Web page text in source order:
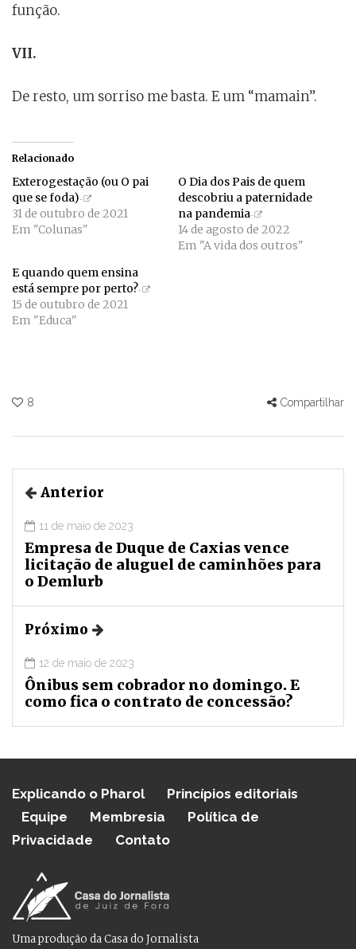
função.
VII.
De resto, um sorriso me basta. E um “mamain”.
Relacionado
Exterogestação (ou O pai
que se foda)
31 de outubro de 2021
Em "Colunas"
O Dia dos Pais de quem
descobriu a paternidade
na pandemia
14 de agosto de 2022
Em "A vida dos outros"
E quando quem ensina
está sempre por perto?
15 de outubro de 2021
Em "Educa"
8 Compartilhar
Anterior
11 de maio de 2023
Empresa de Duque de Caxias vence
licitação de aluguel de caminhões para
o Demlurb
Próximo
12 de maio de 2023
Ônibus sem cobrador no domingo. E
como fica o contrato de concessão?
Explicando o Pharol
Princípios editoriais
Equipe
Membresia
Política de
Privacidade
Contato
Uma produção da Casa do Jornalista